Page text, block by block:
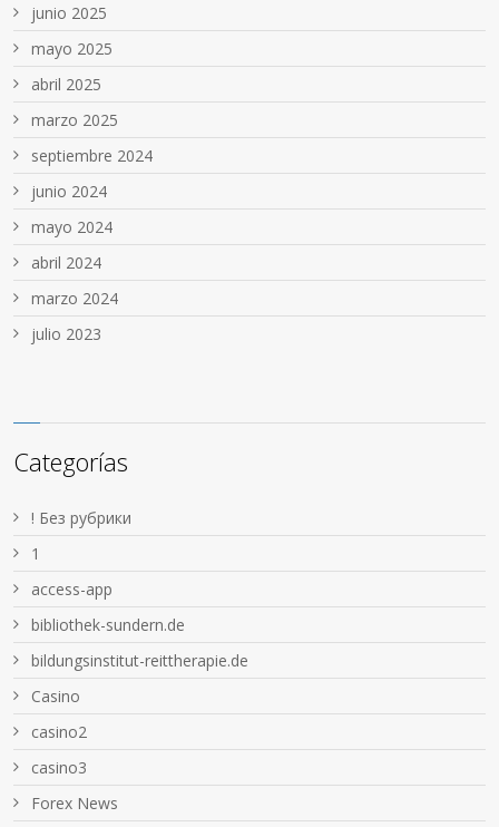
junio 2025
mayo 2025
abril 2025
marzo 2025
septiembre 2024
junio 2024
mayo 2024
abril 2024
marzo 2024
julio 2023
Categorías
! Без рубрики
1
access-app
bibliothek-sundern.de
bildungsinstitut-reittherapie.de
Casino
casino2
casino3
Forex News